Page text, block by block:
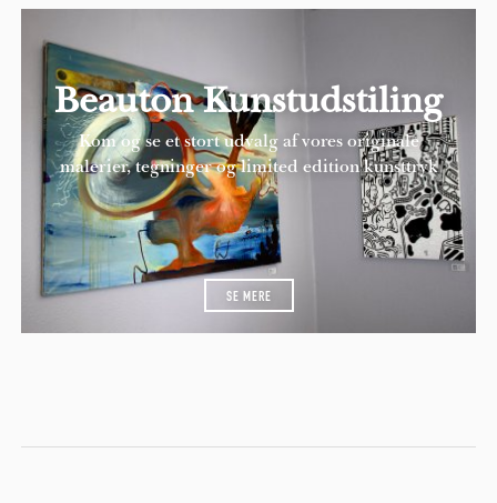
Beauton Kunstudstiling
Kom og se et stort udvalg af vores originale
malerier, tegninger og limited edition kunsttryk
SE MERE